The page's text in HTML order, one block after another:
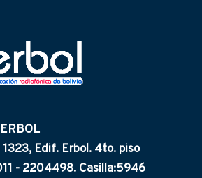
Edif. Erbol. 4to. piso
- 2204498. Casilla:5946